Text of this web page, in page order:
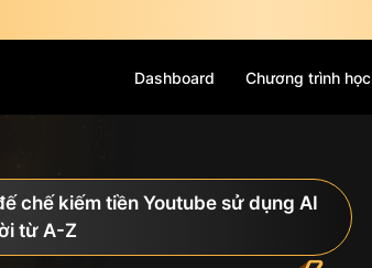
Dashboard Chương trình học
chế kiếm tiền Youtube sử dụng AI
từ A-Z